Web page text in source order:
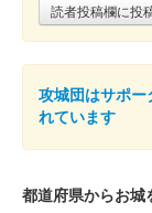
白石城 御
販売終了
白石城 御
読者投稿欄に投
攻城団はサポー
れています
都道府県からお城